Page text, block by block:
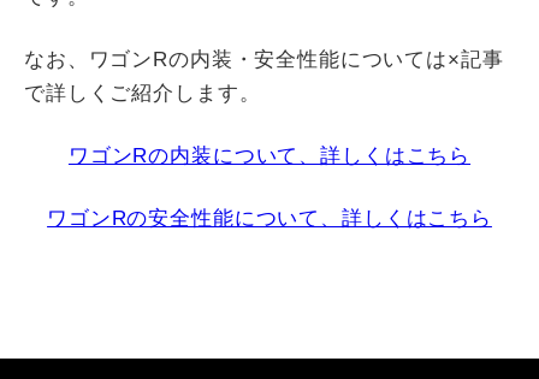
なお、ワゴンRの内装・安全性能については×記事
で詳しくご紹介します。
ワゴンRの内装について、詳しくはこちら
ワゴンRの安全性能について、詳しくはこちら